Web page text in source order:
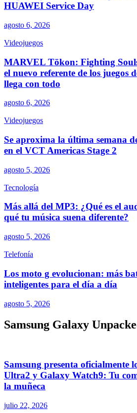
HUAWEI Service Day
agosto 6, 2026
Videojuegos
MARVEL Tōkon: Fighting
el nuevo referente de los juegos
llega con todo
agosto 6, 2026
Videojuegos
Se aproxima la última semana
en el VCT Americas Stage 2
agosto 5, 2026
Tecnología
Más allá del MP3: ¿Qué es el
qué tu música suena diferente?
agosto 5, 2026
Telefonía
Los moto g evolucionan: más
inteligentes para el día a día
agosto 5, 2026
Samsung Galaxy
Samsung presenta oficialmente
Ultra2 y Galaxy Watch9: Tu
la muñeca
julio 22, 2026